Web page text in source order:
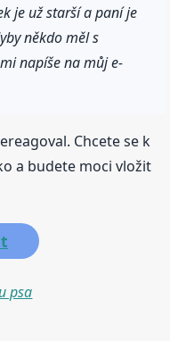
je už starší a paní je
někdo měl s
napíše na můj e-
Chcete se k
a budete moci vložit
psa